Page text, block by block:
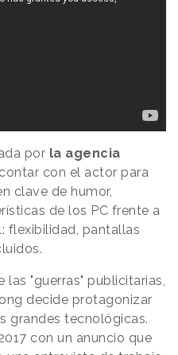
por la agencia
con el actor para
clave de humor,
de los PC frente a
flexibilidad, pantallas
las "guerras" publicitarias,
decide protagonizar
grandes tecnológicas.
con un anuncio que